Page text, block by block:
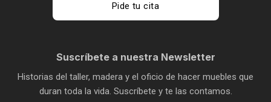
Pide tu cita
Suscríbete a nuestra Newsletter
Historias del taller, madera y el oficio de hacer muebles que
duran toda la vida. Suscríbete y te las contamos.